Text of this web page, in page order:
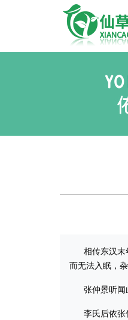
相传东汉末年
而无法入眠，
张仲景听闻此
李氏后依张仲